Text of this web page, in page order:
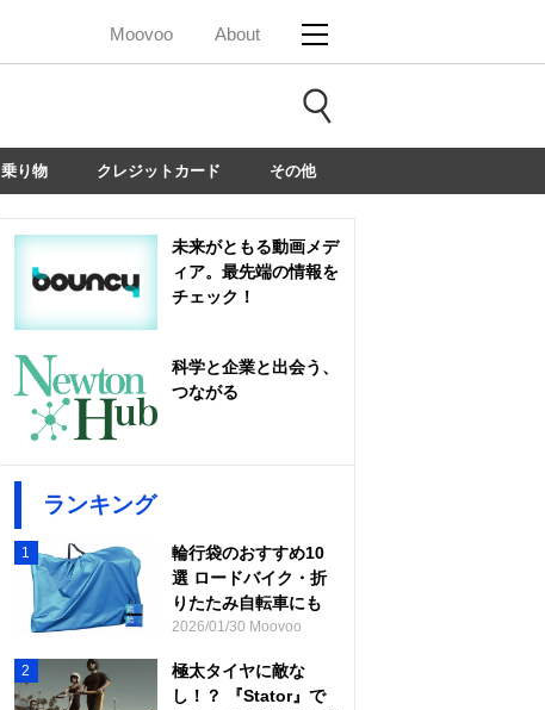
Moovoo About
乗り物 クレジットカード その他
未来がともる動画メデ
ィア。最先端の情報を
チェック！
科学と企業と出会う、
つながる
ランキング
1
輪行袋のおすすめ10
選 ロードバイク・折
りたたみ自転車にも
2026/01/30 Moovoo
2
極太タイヤに敵な
し！？ 『Stator』で